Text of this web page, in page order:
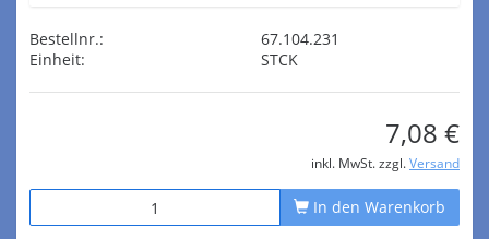
Bestellnr.:
67.104.231
Einheit:
STCK
7,08 €
inkl. MwSt. zzgl. Versand
In den Warenkorb